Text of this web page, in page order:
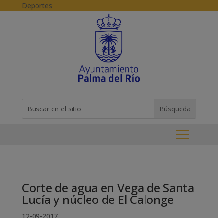
Skip to content
Deportes
for...
Corte de agua en Vega de Santa
Lucía y núcleo de El Calonge
12-09-2017